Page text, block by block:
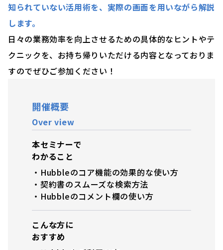
知られていない活用術を、実際の画面を用いながら解説
します。
日々の業務効率を向上させるための具体的なヒントやテ
クニックを、お持ち帰りいただける内容となっておりま
すのでぜひご参加ください！
開催概要
Over view
本セミナーで
わかること
・ Hubbleのコア機能の効果的な使い方
・契約書のスムーズな検索方法
・Hubbleのコメント欄の使い方
こんな方に
おすすめ